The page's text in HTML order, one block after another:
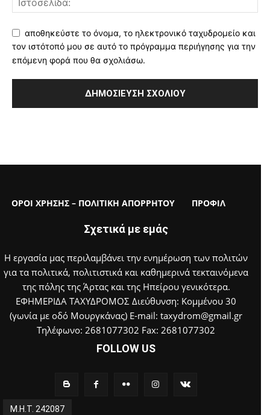
αποθηκεύστε το όνομα, το ηλεκτρονικό ταχυδρομείο και
τον ιστότοπό μου σε αυτό το πρόγραμμα περιήγησης για την
επόμενη φορά που θα σχολιάσω.
ΟΡΟΙ ΧΡΗΣΗΣ – ΠΟΛΙΤΙΚΗ ΑΠΟΡΡΗΤΟΥ ΠΡΟΦΙΛ
Σχετικά με εμάς
Η εργασία μας περιλαμβάνει την ενημέρωση των πολιτών
για τα πολιτικά, πολιτιστικά και καθημερινά τεκταινόμενα
της πόλης της Άρτας και της Ηπείρου γενικότερα.
ΕΦΗΜΕΡΙΔΑ ΤΑΧΥΔΡΟΜΟΣ Διεύθυνση: Κομμένου 30
(γωνία με οδό Μουργκάνας) E-mail: taxydrom@gmail.gr
Τηλέφωνο: 2681077302 Fax: 2681077302
FOLLOW US
Μ.Η.Τ. 242087